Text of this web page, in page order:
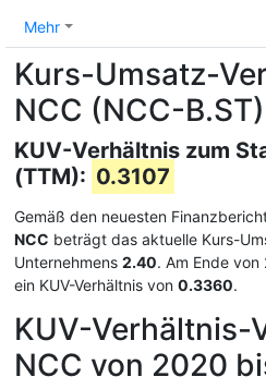
Mehr
Kurs-Umsatz-
NCC (NCC-B.ST)
KUV-Verhältnis zum
(TTM): 0.3107
Gemäß den neuesten
NCC beträgt das aktuelle Kurs-
Unternehmens 2.40. Am Ende
ein KUV-Verhältnis von 0.3360.
KUV-Verhältnis-
NCC von 2020